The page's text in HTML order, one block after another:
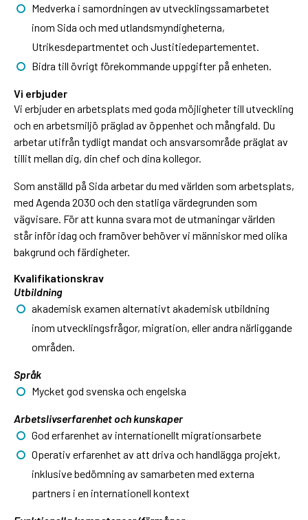
Medverka i samordningen av utvecklingssamarbetet
inom Sida och med utlandsmyndigheterna,
Utrikesdepartmentet och Justitiedepartementet.
Bidra till övrigt förekommande uppgifter på enheten.
Vi erbjuder
Vi erbjuder en arbetsplats med goda möjligheter till utveckling
och en arbetsmiljö präglad av öppenhet och mångfald. Du
arbetar utifrån tydligt mandat och ansvarsområde präglat av
tillit mellan dig, din chef och dina kollegor.
Som anställd på Sida arbetar du med världen som arbetsplats,
med Agenda 2030 och den statliga värdegrunden som
vägvisare. För att kunna svara mot de utmaningar världen
står inför idag och framöver behöver vi människor med olika
bakgrund och färdigheter.
Kvalifikationskrav
Utbildning
akademisk examen alternativt akademisk utbildning
inom utvecklingsfrågor, migration, eller andra närliggande
områden.
Språk
Mycket god svenska och engelska
Arbetslivserfarenhet och kunskaper
God erfarenhet av internationellt migrationsarbete
Operativ erfarenhet av att driva och handlägga projekt,
inklusive bedömning av samarbeten med externa
partners i en internationell kontext